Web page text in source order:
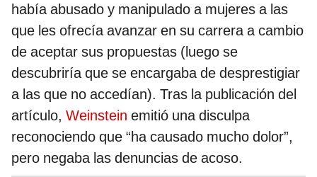
había abusado y manipulado a mujeres a las
que les ofrecía avanzar en su carrera a cambio
de aceptar sus propuestas (luego se
descubriría que se encargaba de desprestigiar
a las que no accedían). Tras la publicación del
artículo, Weinstein emitió una disculpa
reconociendo que “ha causado mucho dolor”,
pero negaba las denuncias de acoso.